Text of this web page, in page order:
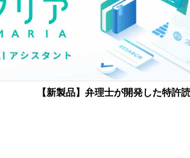
【新製品】弁理士が開発した特許